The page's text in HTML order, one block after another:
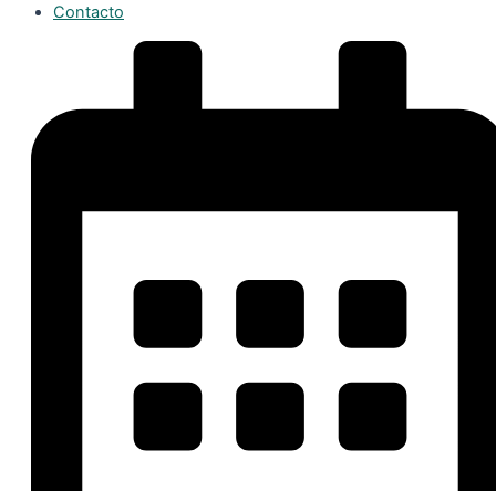
Contacto